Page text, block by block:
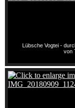
Lübsche Vogtei -
von